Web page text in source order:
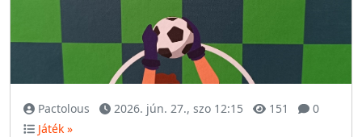
Pactolous 2026. jún. 27., szo 12:15 151
0
Játék »